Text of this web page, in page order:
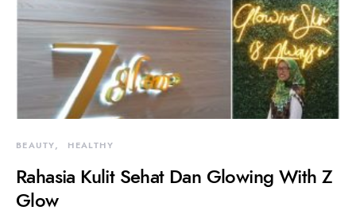
BEAUTY HEALTHY
Rahasia Kulit Sehat Dan Glowing With Z
Glow